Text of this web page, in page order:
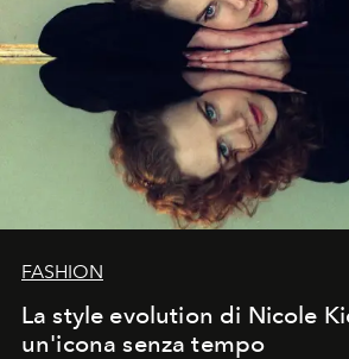
FASHION
La style evolution di Nicole
un'icona senza tempo